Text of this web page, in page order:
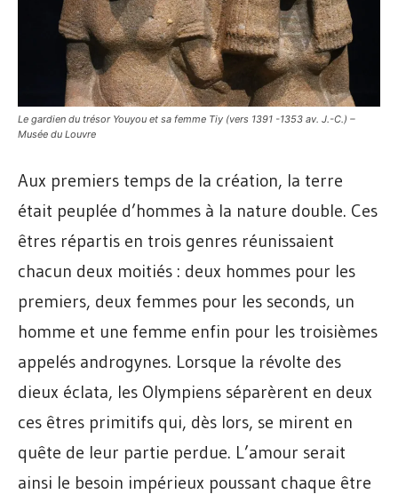
Le gardien du trésor Youyou et sa femme Tiy (vers 1391 -1353 av. J.-C.) –
Musée du Louvre
Aux premiers temps de la création, la terre
était peuplée d’hommes à la nature double. Ces
êtres répartis en trois genres réunissaient
chacun deux moitiés : deux hommes pour les
premiers, deux femmes pour les seconds, un
homme et une femme enfin pour les troisièmes
appelés androgynes. Lorsque la révolte des
dieux éclata, les Olympiens séparèrent en deux
ces êtres primitifs qui, dès lors, se mirent en
quête de leur partie perdue. L’amour serait
ainsi le besoin impérieux poussant chaque être